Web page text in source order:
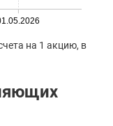
на 1 акцию, в